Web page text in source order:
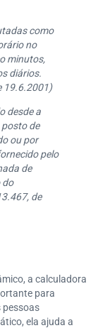
como
no
minutos,
diários.
19.6.2001)
desde a
de
ou por
pelo
de
do
de
a calculadora
para
pessoas
ela ajuda a